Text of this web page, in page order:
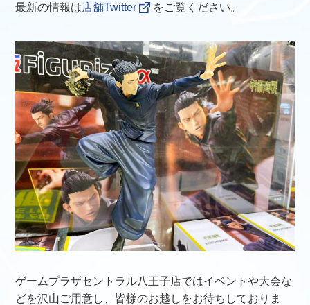
最新の情報は店舗Twitter をご覧ください。
ゲームプラザセントラル八王子店ではイベントや大会な
どを沢山ご用意し、皆様のお越しをお待ちしておりま